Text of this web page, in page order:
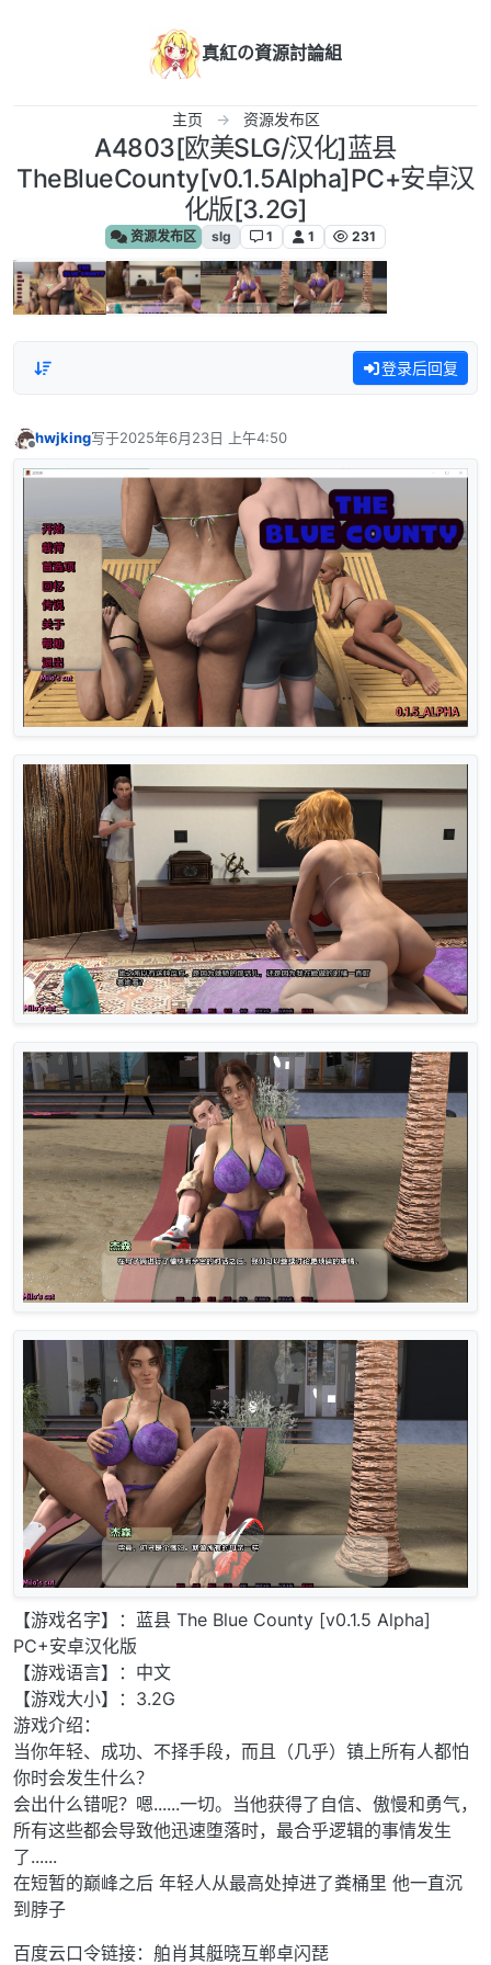
真紅の資源討論組
主页 资源发布区
A4803[欧美SLG/汉化]蓝县
TheBlueCounty[v0.1.5Alpha]PC+安卓汉
化版[3.2G]
资源发布区 slg 1 1 231
登录后回复
hwjking写于2025年6月23日 上午4:50
最后由 编辑
【游戏名字】：蓝县 The Blue County [v0.1.5 Alpha]
PC+安卓汉化版
【游戏语言】：中文
【游戏大小】：3.2G
游戏介绍：
当你年轻、成功、不择手段，而且（几乎）镇上所有人都怕
你时会发生什么？
会出什么错呢？嗯......一切。当他获得了自信、傲慢和勇气，
所有这些都会导致他迅速堕落时，最合乎逻辑的事情发生
了......
在短暂的巅峰之后 年轻人从最高处掉进了粪桶里 他一直沉
到脖子
百度云口令链接：舶肖其艇晓互郸卓闪琵